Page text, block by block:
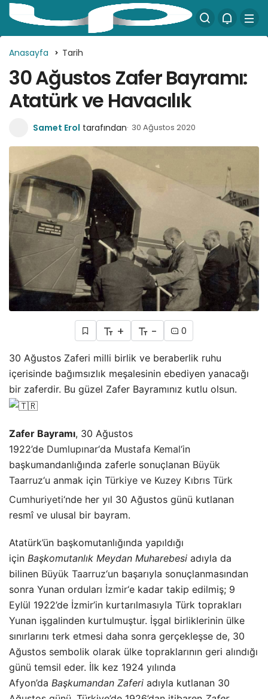
Anasayfa Tarih
30 Ağustos Zafer Bayramı:
Atatürk ve Havacılık
Samet Erol tarafından 30 Ağustos 2020
+ - 0
30 Ağustos Zaferi milli birlik ve beraberlik ruhu
içerisinde bağımsızlık meşalesinin ebediyen yanacağı
bir zaferdir. Bu güzel Zafer Bayramınız kutlu olsun.
Zafer Bayramı, 30 Ağustos
1922’de Dumlupınar‘da Mustafa Kemal‘in
başkumandanlığında zaferle sonuçlanan Büyük
Taarruz‘u anmak için Türkiye ve Kuzey Kıbrıs Türk
Cumhuriyeti‘nde her yıl 30 Ağustos günü kutlanan
resmî ve ulusal bir bayram.
Atatürk’ün başkomutanlığında yapıldığı
için Başkomutanlık Meydan Muharebesi adıyla da
bilinen Büyük Taarruz‘un başarıyla sonuçlanmasından
sonra Yunan orduları İzmir‘e kadar takip edilmiş; 9
Eylül 1922’de İzmir’in kurtarılmasıyla Türk toprakları
Yunan işgalinden kurtulmuştur. İşgal birliklerinin ülke
sınırlarını terk etmesi daha sonra gerçekleşse de, 30
Ağustos sembolik olarak ülke topraklarının geri alındığı
günü temsil eder. İlk kez 1924 yılında
Afyon’da Başkumandan Zaferi adıyla kutlanan 30